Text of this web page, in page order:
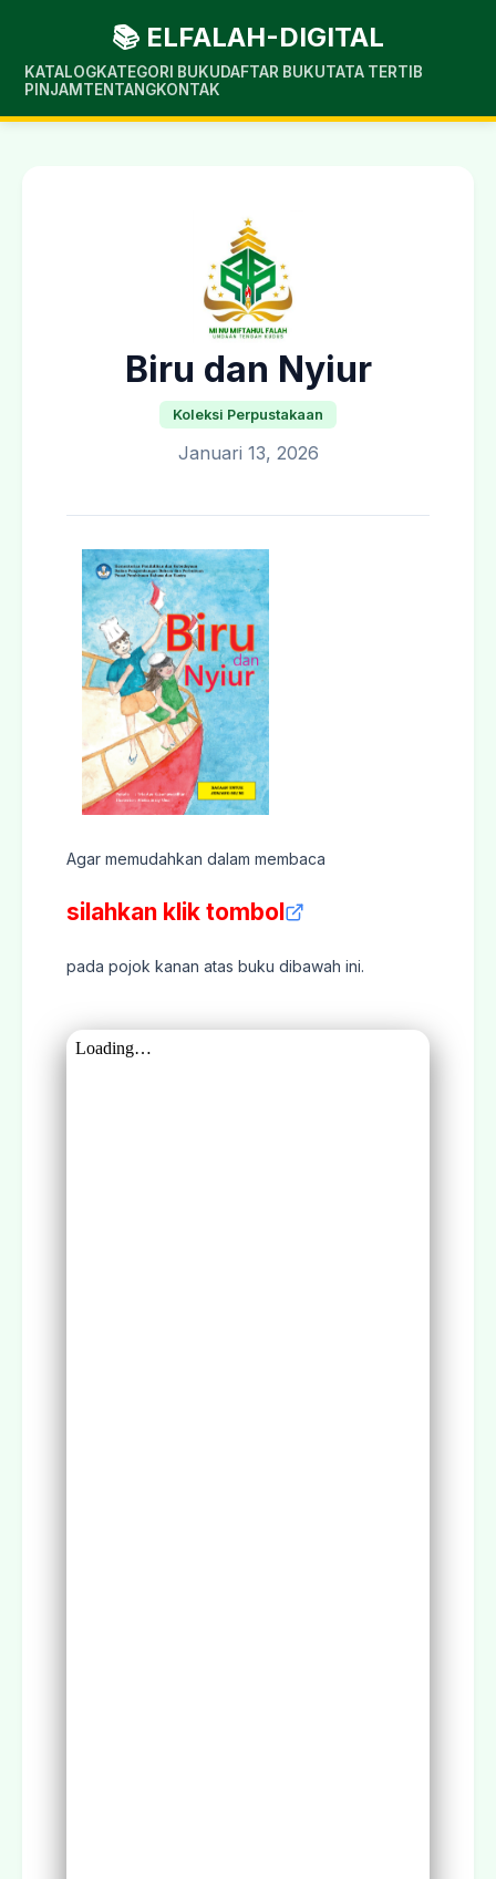
📚 ELFALAH-DIGITAL
KATALOGKATEGORI BUKUDAFTAR BUKUTATA TERTIB
PINJAM TENTANGKONTAK
Biru dan Nyiur
Koleksi Perpustakaan
Januari 13, 2026
Agar memudahkan dalam membaca
silahkan klik tombol
pada pojok kanan atas buku dibawah ini.